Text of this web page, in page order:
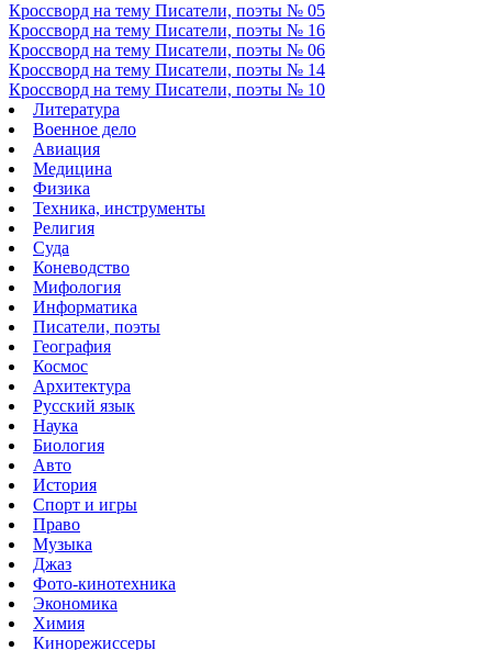
Кроссворд на тему Писатели, поэты № 05
Кроссворд на тему Писатели, поэты № 16
Кроссворд на тему Писатели, поэты № 06
Кроссворд на тему Писатели, поэты № 14
Кроссворд на тему Писатели, поэты № 10
Литература
Военное дело
Авиация
Медицина
Физика
Техника, инструменты
Религия
Суда
Коневодство
Мифология
Информатика
Писатели, поэты
География
Космос
Архитектура
Русский язык
Наука
Биология
Авто
История
Спорт и игры
Право
Музыка
Джаз
Фото-кинотехника
Экономика
Химия
Кинорежиссеры